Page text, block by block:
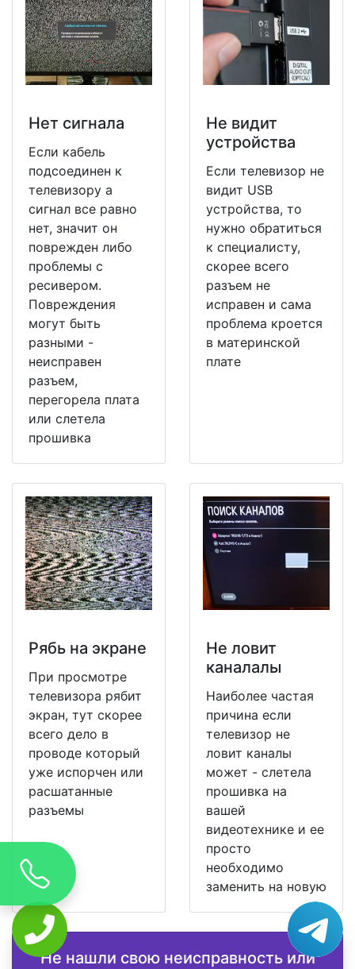
Нет сигнала
Если кабель
подсоединен к
телевизору а
сигнал все равно
нет, значит он
поврежден либо
проблемы с
ресивером.
Повреждения
могут быть
разными -
неисправен
разъем,
перегорела плата
или слетела
прошивка
Не видит
устройства
Если телевизор не
видит USB
устройства, то
нужно обратиться
к специалисту,
скорее всего
разъем не
исправен и сама
проблема кроется
в материнской
плате
Рябь на экране
При просмотре
телевизора рябит
экран, тут скорее
всего дело в
проводе который
уже испорчен или
расшатанные
разъемы
Не ловит
каналалы
Наиболее частая
причина если
телевизор не
ловит каналы
может - слетела
прошивка на
вашей
видеотехнике и ее
просто
необходимо
заменить на новую
Не нашли свою неисправность или